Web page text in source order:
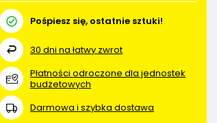
Pośpiesz się, ostatnie sztuki!
30 dni na łatwy zwrot
Płatności odroczone dla jednostek
budżetowych
Darmowa i szybka dostawa